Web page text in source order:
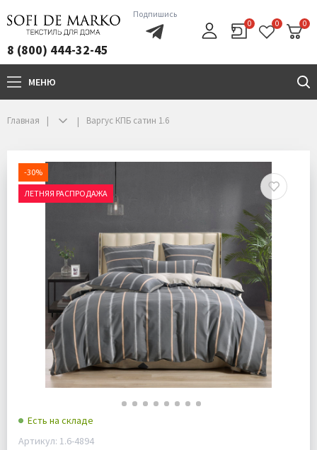
8 (800) 444-32-45
Подпишись
0 0 0
МЕНЮ
Главная Варгус КПБ сатин 1.6
-30%
ЛЕТНЯЯ РАСПРОДАЖА
Есть на складе
Артикул: 1.6-4894